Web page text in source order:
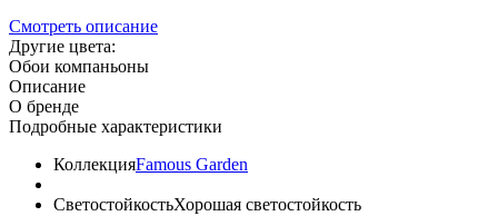
Смотреть описание
Другие цвета:
Обои компаньоны
Описание
О бренде
Подробные характеристики
КоллекцияFamous Garden
СветостойкостьХорошая светостойкость